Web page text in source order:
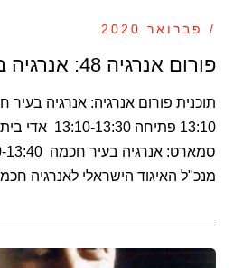
/ פברואר 2020
פורום אנרגיה 48: אנרגיה בעיר חכמה
13:10 פתיחה
מנכ"ל האיגוד הישראלי